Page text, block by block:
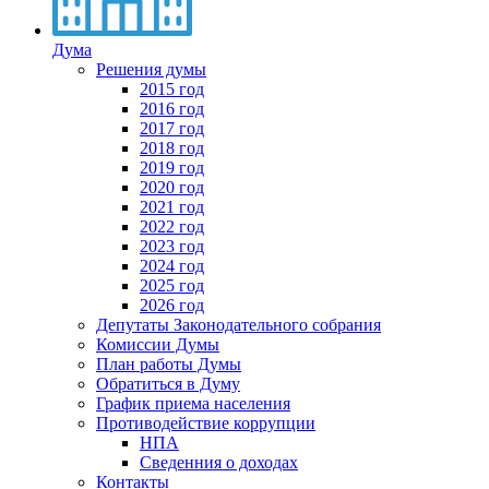
Дума
Решения думы
2015 год
2016 год
2017 год
2018 год
2019 год
2020 год
2021 год
2022 год
2023 год
2024 год
2025 год
2026 год
Депутаты Законодательного собрания
Комиссии Думы
План работы Думы
Обратиться в Думу
График приема населения
Противодействие коррупции
НПА
Сведенния о доходах
Контакты